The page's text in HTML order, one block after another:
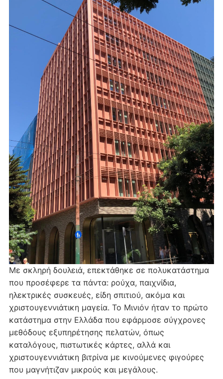
Με σκληρή δουλειά, επεκτάθηκε σε πολυκατάστημα
που προσέφερε τα πάντα: ρούχα, παιχνίδια,
ηλεκτρικές συσκευές, είδη σπιτιού, ακόμα και
χριστουγεννιάτικη μαγεία. Το Μινιόν ήταν το πρώτο
κατάστημα στην Ελλάδα που εφάρμοσε σύγχρονες
μεθόδους εξυπηρέτησης πελατών, όπως
καταλόγους, πιστωτικές κάρτες, αλλά και
χριστουγεννιάτικη βιτρίνα με κινούμενες φιγούρες
που μαγνήτιζαν μικρούς και μεγάλους.